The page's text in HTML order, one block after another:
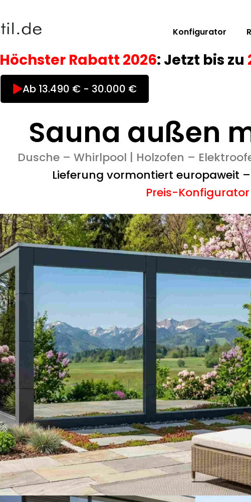
Konfigurator
Höchster Rabatt 2026: Jetzt bis zu
Ab 13.490 € - 30.000 €
Sauna außen
Dusche – Whirlpool | Holzofen –
Lieferung vormontiert europaweit
Preis-